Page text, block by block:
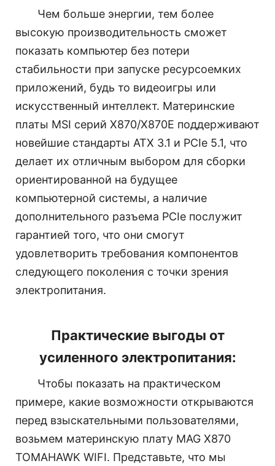
Чем больше энергии, тем более
высокую производительность сможет
показать компьютер без потери
стабильности при запуске ресурсоемких
приложений, будь то видеоигры или
искусственный интеллект. Материнские
платы MSI серий X870/X870E поддерживают
новейшие стандарты ATX 3.1 и PCIe 5.1, что
делает их отличным выбором для сборки
ориентированной на будущее
компьютерной системы, а наличие
дополнительного разъема PCIe послужит
гарантией того, что они смогут
удовлетворить требования компонентов
следующего поколения с точки зрения
электропитания.
Практические выгоды от
усиленного электропитания:
Чтобы показать на практическом
примере, какие возможности открываются
перед взыскательными пользователями,
возьмем материнскую плату MAG X870
TOMAHAWK WIFI. Представьте, что мы